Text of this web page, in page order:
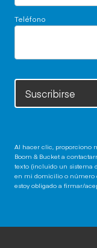
Teléfono
Suscribirse
Al hacer clic, proporciono
Boom & Bucket a
texto (incluido un sistema
en mi domicilio o número
estoy obligado a firmar/